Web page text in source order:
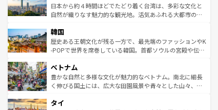
情報はコンテンツ一覧を参照してほしい。
人々、おいしいローカルフードやハワイアンミュージッ
ク、伝統的なフラダンスなど、すべてがハワイの魅力を彩
ワイを、存分に味わってほしい。 なお、新着のハワイ情報
はコンテンツ一覧を参照してほしい。
ク）、タスマニアの美しい原生林やケアンズの熱帯雨林な
ど、見どころがたくさん。また、カフェやワイン、オージ
いる。アクティビティも充実しており、サーフィンやダイ
ビング、ハイキングなど、アウトドア好きにはたまらな
い。オーストラリアの多彩な魅力を存分に味わいつくそ
参照してほしい。
日本から約４時間ほどでたどり着く台湾は、多彩な文化と
自然が織りなす魅力的な観光地。活気あふれる大都市の台
ン）、静ひつな山岳地帯である台湾東部など、都市の喧騒
と山間の静けさが共存しており、訪れる人に新しい発見と
驚きをもたらしてくれる。また、奥深い台湾の食文化も魅
容にもいいと評判のスイーツなど、バラエティ豊かな料理
が味わえる。 なお、新着の台湾情報は コンテンツ一覧を参
照してほしい。
韓国
歴史ある王朝文化が残る一方で、最先端のファッションやK
-POPで世界を席巻している韓国。首都ソウルの宮殿や伝統
き、地方に足を延ばせば四季折々の自然美を楽しむことが
できる。そして、キムチや焼肉、絶品のストリートフード
まで、さまざまな韓国料理が待っている。夜には、韓国な
リティに包まれながら、韓国の多彩な魅力を心ゆくまで味
ベトナム
豊かな自然と多様な文化が魅力的なベトナム。南北に細長
く伸びる国土には、広大な田園風景や青々とした山々、世
急速な発展と共に伝統が息づく。ハノイの古い町並みやホ
タイ